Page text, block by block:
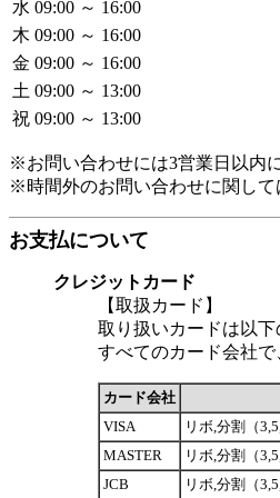
水 09:00 ～ 16:00
木 09:00 ～ 16:00
金 09:00 ～ 16:00
土 09:00 ～ 13:00
祝 09:00 ～ 13:00
※お問い合わせには3営業日以内
※時間外のお問い合わせに関して
お支払について
クレジットカード
【取扱カード】
取り扱いカードは以下
すべてのカード会社で
カード会社
VISA
リボ,分割（
MASTER
リボ,分割（
JCB
リボ,分割（